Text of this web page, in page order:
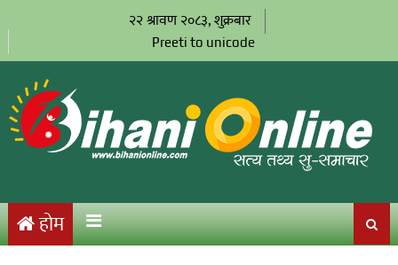
२२ श्रावण २०८३, शुक्रबार
Preeti to unicode
होम